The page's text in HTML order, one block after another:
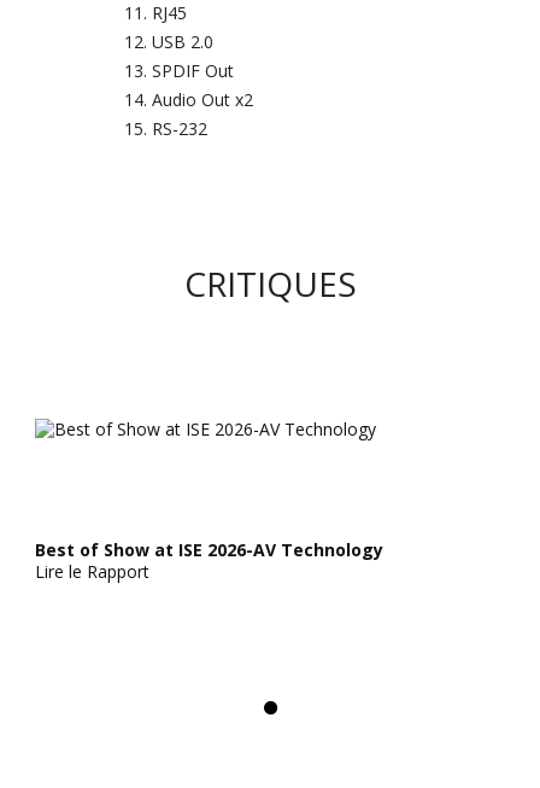
RJ45
USB 2.0
SPDIF Out
Audio Out x2
RS-232
CRITIQUES
Best of Show at ISE 2026-AV Technology
Lire le Rapport